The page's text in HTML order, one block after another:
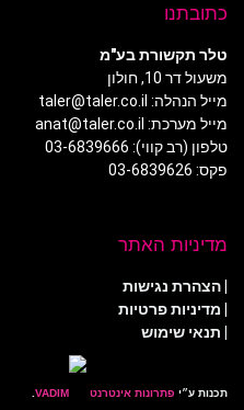
כתובתנו
טלר תקשורת בע"מ
משעול דר 10, חולון
מייל הנהלה: taler@taler.co.il
מייל מערכת: anat@taler.co.il
טלפון (רב קווי): 03-6839666
פקס: 03-6839626
מדיניות האתר
|הצהרת נגישות
| מדיניות פרטיות
| תנאי שימוש
תכנות ע״י פתרונות אינטרנט